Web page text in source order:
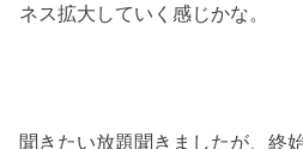
ネス拡大していく感じかな。
聞きたい放題聞きましたが、終